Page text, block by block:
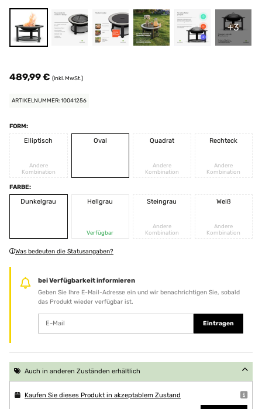
+3
489,99 € (inkl. MwSt.)
ARTIKELNUMMER: 10041256
FORM:
Elliptisch
Andere
Kombination
Oval Quadrat
Andere
Kombination
Rechteck
Andere
Kombination
FARBE:
Dunkelgrau
Hellgrau
Verfügbar
Steingrau
Andere
Kombination
Weiß
Andere
Kombination
Was bedeuten die Statusangaben?
bei Verfügbarkeit informieren
Geben Sie Ihre E-Mail-Adresse ein und wir benachrichtigen Sie, sobald
das Produkt wieder verfügbar ist.
Eintragen
Auch in anderen Zuständen erhältlich
Kaufen Sie dieses Produkt in akzeptablem Zustand